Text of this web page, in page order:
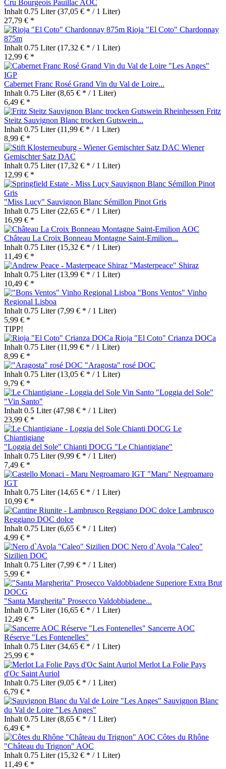
Cru Bourgeois Pauillac AOC
Inhalt 0.75 Liter(37,05 € * / 1 Liter)
27,79 € *
Rioja "El Coto" Chardonnay
875m
Inhalt 0.75 Liter(17,32 € * / 1 Liter)
12,99 € *
Cabernet Franc Rosé Grand Vin du Val de Loire...
Inhalt 0.75 Liter(8,65 € * / 1 Liter)
6,49 € *
Fritz
Steitz Sauvignon Blanc trocken Gutswein...
Inhalt 0.75 Liter(11,99 € * / 1 Liter)
8,99 € *
Wiener
Gemischter Satz DAC
Inhalt 0.75 Liter(17,32 € * / 1 Liter)
12,99 € *
"Miss Lucy" Sauvignon Blanc Sémillon Pinot Gris
Inhalt 0.75 Liter(22,65 € * / 1 Liter)
16,99 € *
Château La Croix Bonneau Montagne Saint-Emilion...
Inhalt 0.75 Liter(15,32 € * / 1 Liter)
11,49 € *
"Masterpeace" Shiraz
Inhalt 0.75 Liter(13,99 € * / 1 Liter)
10,49 € *
"Bons Ventos" Vinho
Regional Lisboa
Inhalt 0.75 Liter(7,99 € * / 1 Liter)
5,99 € *
TIPP!
Rioja "El Coto" Crianza DOCa
Inhalt 0.75 Liter(11,99 € * / 1 Liter)
8,99 € *
"Aragosta" rosé DOC
Inhalt 0.75 Liter(13,05 € * / 1 Liter)
9,79 € *
"Loggia del Sole"
"Vin Santo"
Inhalt 0.5 Liter(47,98 € * / 1 Liter)
23,99 € *
"Loggia del Sole" Chianti DOCG "Le Chiantigiane"
Inhalt 0.75 Liter(9,99 € * / 1 Liter)
7,49 € *
"Maru" Negroamaro
IGT
Inhalt 0.75 Liter(14,65 € * / 1 Liter)
10,99 € *
Lambrusco
Reggiano DOC dolce
Inhalt 0.75 Liter(6,65 € * / 1 Liter)
4,99 € *
Nero d`Avola "Caleo"
Sizilien DOC
Inhalt 0.75 Liter(7,99 € * / 1 Liter)
5,99 € *
"Santa Margherita" Prosecco Valdobbiadene...
Inhalt 0.75 Liter(16,65 € * / 1 Liter)
12,49 € *
Sancerre AOC
Réserve "Les Fontenelles"
Inhalt 0.75 Liter(34,65 € * / 1 Liter)
25,99 € *
Merlot La Folie Pays
d'Oc Saint Auriol
Inhalt 0.75 Liter(9,05 € * / 1 Liter)
6,79 € *
Sauvignon Blanc
du Val de Loire "Les Anges"
Inhalt 0.75 Liter(8,65 € * / 1 Liter)
6,49 € *
Côtes du Rhône
"Château du Trignon" AOC
Inhalt 0.75 Liter(15,32 € * / 1 Liter)
11,49 € *